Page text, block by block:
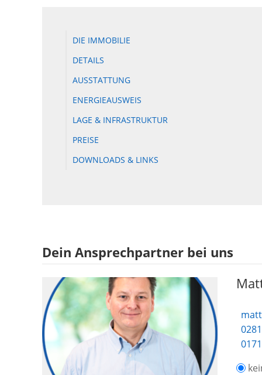
DIE IMMOBILIE
DETAILS
AUSSTATTUNG
ENERGIEAUSWEIS
LAGE & INFRASTRUKTUR
PREISE
DOWNLOADS & LINKS
Dein Ansprechpartner bei uns